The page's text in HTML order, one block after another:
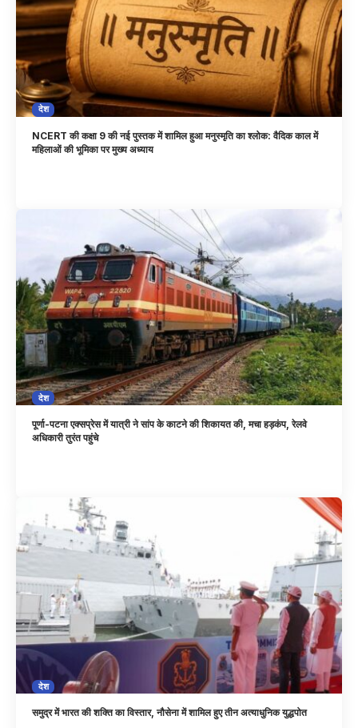
देश
NCERT की कक्षा 9 की नई पुस्तक में शामिल हुआ मनुस्मृति का श्लोक: वैदिक काल में
महिलाओं की भूमिका पर मुख्य अध्याय
देश
पूर्णा-पटना एक्सप्रेस में यात्री ने सांप के काटने की शिकायत की, मचा हड़कंप, रेलवे
अधिकारी तुरंत पहुंचे
देश
समुद्र में भारत की शक्ति का विस्तार, नौसेना में शामिल हुए तीन अत्याधुनिक युद्धपोत